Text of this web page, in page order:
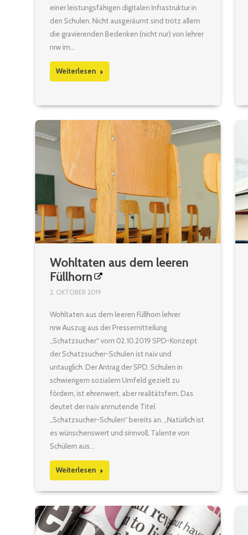
einer leistungsfähigen digitalen Infrastruktur in
den Schulen. Nicht ausgeräumt sind trotz allem
die gravierenden Bedenken (nicht nur) von lehrer
nrw im…
Weiterlesen
Wohltaten aus dem leeren
Füllhorn
2. OKTOBER 2019
Wohltaten aus dem leeren Füllhorn lehrer
nrw Auszug aus der Pressemitteilung
„Schatzsucher“ vom 02.10.2019 SPD-Konzept
der Schatzsucher-Schulen ist naiv und
untauglich. Der Antrag der SPD, Schulen in
schwierigem sozialem Umfeld gezielt zu
fördern, ist ehrenwert, aber realitätsfern. Das
deutet der naiv anmutende Titel
„Schatzsucher-Schulen“ bereits an. „Natürlich ist
es wünschenswert und sinnvoll, Talente von
Schülern aus…
Weiterlesen